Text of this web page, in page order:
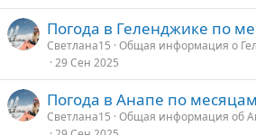
Вероятность выпадения осадков все
температура – 33 градуса, ночная – 23.
ясных дней достигает 20.
В июле погода в городе становится
Дождей практически нет, но в городе
Погода в Геленджике по
Светлана15 Общая информация о
29 Сен 2025
Погода в Анапе по месяцам
Светлана15 Общая информация об